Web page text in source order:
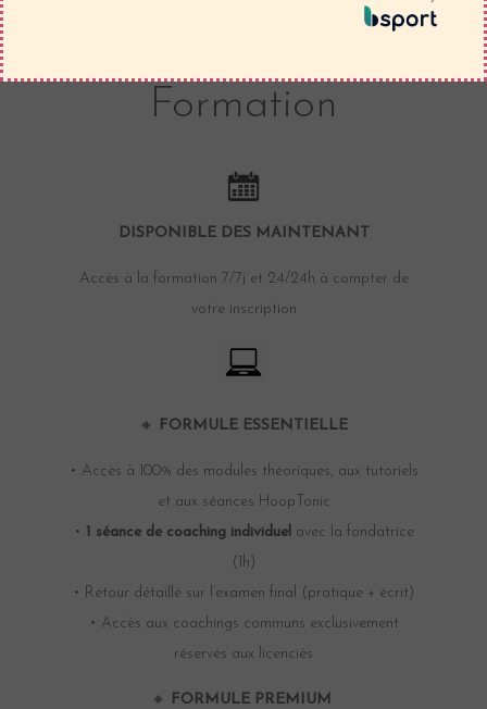
Formation
DISPONIBLE DES MAINTENANT
Accès à la formation 7/7j et 24/24h à compter de
votre inscription
🔸 FORMULE ESSENTIELLE
• Accès à 100% des modules théoriques, aux tutoriels
et aux séances HoopTonic
• 1 séance de coaching individuel avec la fondatrice
(1h)
• Retour détaillé sur l’examen final (pratique + écrit)
• Accès aux coachings communs exclusivement
réservés aux licenciés
🔸 FORMULE PREMIUM